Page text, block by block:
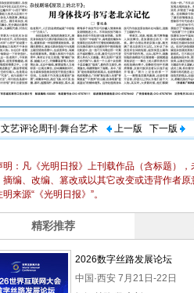
文艺评论周刊·舞台艺术 上一版 下一版